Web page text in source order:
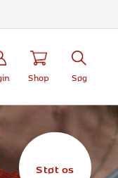
Støt os
Shop Søg